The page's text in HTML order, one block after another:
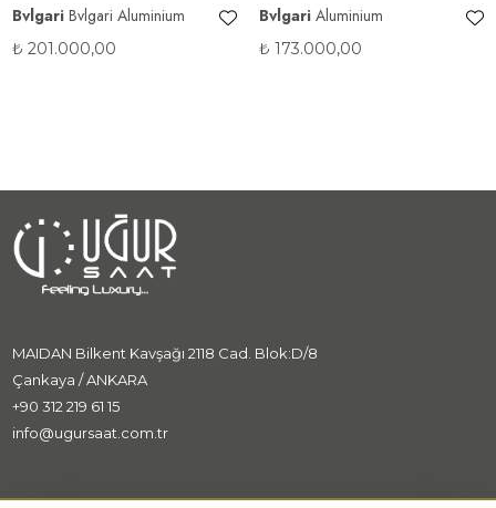
Bvlgari Bvlgari Aluminium
₺ 201.000,00
Bvlgari Aluminium
₺ 173.000,00
MAIDAN Bilkent Kavşağı 2118 Cad. Blok:D/8
Çankaya / ANKARA
+90 312 219 61 15
info@ugursaat.com.tr